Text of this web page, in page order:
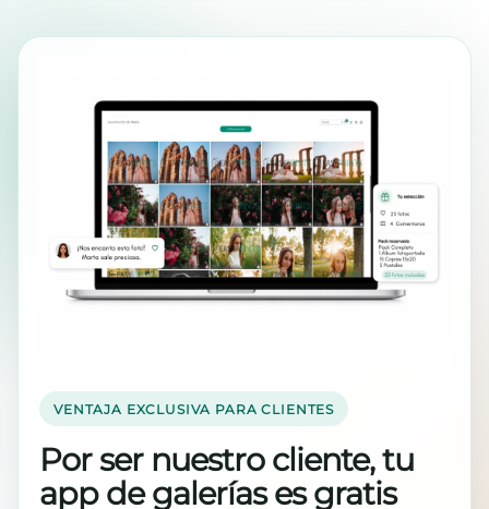
VENTAJA EXCLUSIVA PARA CLIENTES
Por ser nuestro cliente, tu
app de galerías es gratis